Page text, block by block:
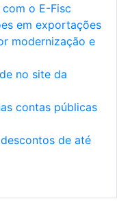
o E-Fisc
em exportações
modernização e
no site da
contas públicas
de até